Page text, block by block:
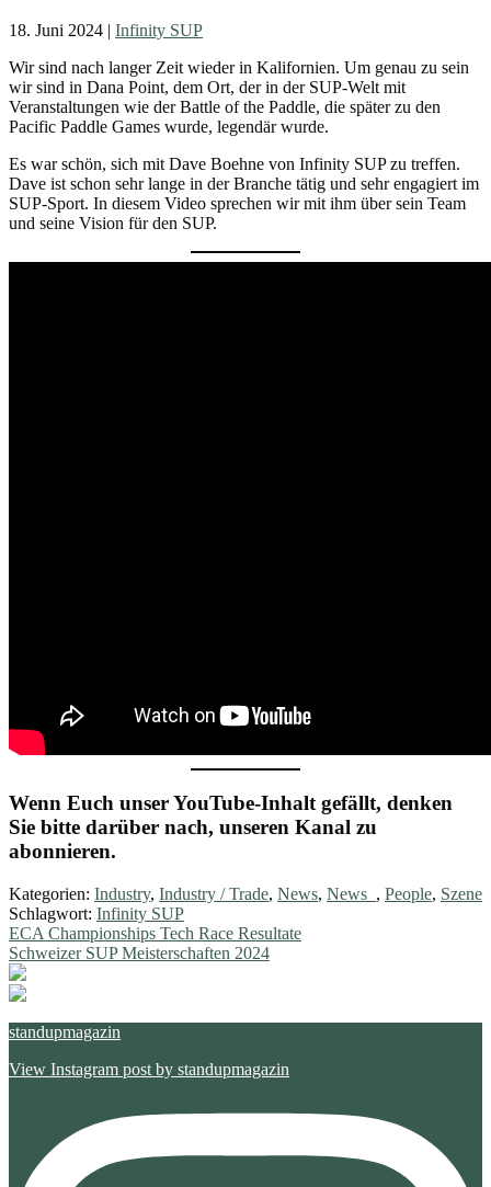
18. Juni 2024 | Infinity SUP
Wir sind nach langer Zeit wieder in Kalifornien. Um genau zu sein
wir sind in Dana Point, dem Ort, der in der SUP-Welt mit
Veranstaltungen wie der Battle of the Paddle, die später zu den
Pacific Paddle Games wurde, legendär wurde.
Es war schön, sich mit Dave Boehne von Infinity SUP zu treffen.
Dave ist schon sehr lange in der Branche tätig und sehr engagiert im
SUP-Sport. In diesem Video sprechen wir mit ihm über sein Team
und seine Vision für den SUP.
Wenn Euch unser YouTube-Inhalt gefällt, denken
Sie bitte darüber nach, unseren Kanal zu
abonnieren.
Kategorien: Industry, Industry / Trade, News, News_ , People, Szene
Schlagwort: Infinity SUP
Beitragsnavigation
Vorheriger
Beitrag:
ECA Championships Tech Race Resultate
Nächster
Beitrag:
Schweizer SUP Meisterschaften 2024
standupmagazin
View Instagram post by standupmagazin